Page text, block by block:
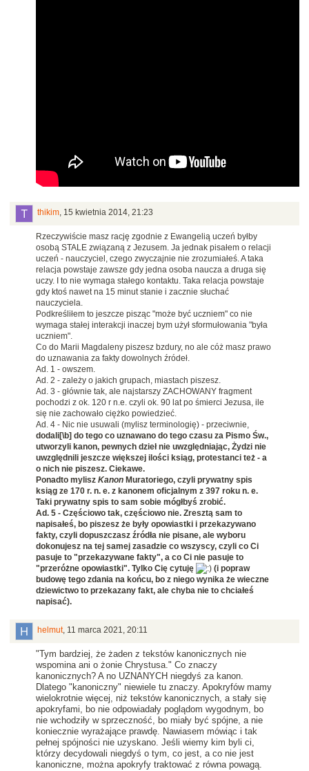
thikim, 15 kwietnia 2014, 21:23
Rzeczywiście masz rację zgodnie z Ewangelią uczeń byłby
osobą STALE związaną z Jezusem. Ja jednak pisałem o relacji
uczeń - nauczyciel, czego zwyczajnie nie zrozumiałeś. A taka
relacja powstaje zawsze gdy jedna osoba naucza a druga się
uczy. I to nie wymaga stałego kontaktu. Taka relacja powstaje
gdy ktoś nawet na 15 minut stanie i zacznie słuchać
nauczyciela.
Podkreśliłem to jeszcze pisząc "może być uczniem" co nie
wymaga stałej interakcji inaczej bym użył sformułowania "była
uczniem".
Co do Marii Magdaleny piszesz bzdury, no ale cóż masz prawo
do uznawania za fakty dowolnych źródeł.
Ad. 1 - owszem.
Ad. 2 - zależy o jakich grupach, miastach piszesz.
Ad. 3 - głównie tak, ale najstarszy ZACHOWANY fragment
pochodzi z ok. 120 r n.e. czyli ok. 90 lat po śmierci Jezusa, ile
się nie zachowało ciężko powiedzieć.
Ad. 4 - Nic nie usuwali (mylisz terminologię) - przeciwnie,
dodali[\b] do tego co uznawano do tego czasu za Pismo Św.,
utworzyli kanon, pewnych dzieł nie uwzględniając, Żydzi nie
uwzględnili jeszcze większej ilości ksiąg, protestanci też - a
o nich nie piszesz. Ciekawe.
Ponadto mylisz Kanon Muratoriego, czyli prywatny spis
ksiąg ze 170 r. n. e. z kanonem oficjalnym z 397 roku n. e.
Taki prywatny spis to sam sobie mógłbyś zrobić.
Ad. 5 - Częściowo tak, częściowo nie. Zresztą sam to
napisałeś, bo piszesz że były opowiastki i przekazywano
fakty, czyli dopuszczasz źródła nie pisane, ale wyboru
dokonujesz na tej samej zasadzie co wszyscy, czyli co Ci
pasuje to "przekazywane fakty", a co Ci nie pasuje to
"przeróżne opowiastki". Tylko Cię cytuję
(i popraw
budowę tego zdania na końcu, bo z niego wynika że wieczne
dziewictwo to przekazany fakt, ale chyba nie to chciałeś
napisać).
helmut, 11 marca 2021, 20:11
"Tym bardziej, że żaden z tekstów kanonicznych nie
wspomina ani o żonie Chrystusa." Co znaczy
kanonicznych? A no UZNANYCH niegdyś za kanon.
Dlatego "kanoniczny" niewiele tu znaczy. Apokryfów mamy
wielokrotnie więcej, niż tekstów kanonicznych, a stały się
apokryfami, bo nie odpowiadały poglądom wygodnym, bo
nie wchodziły w sprzeczność, bo miały być spójne, a nie
koniecznie wyrażające prawdę. Nawiasem mówiąc i tak
pełnej spójności nie uzyskano. Jeśli wiemy kim byli ci,
którzy decydowali niegdyś o tym, co jest, a co nie jest
kanoniczne, można apokryfy traktować z równa powagą.